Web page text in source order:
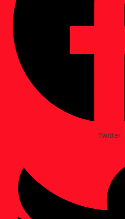
Twitter